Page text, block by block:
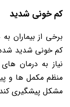
کم خونی شدید
کم خونی شدید شده
نیاز به درمان
منظم مکمل ها و
مشکل پیشگیری